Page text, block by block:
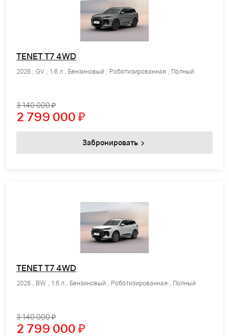
TENET T7 4WD
2026 , GV , 1.6 л , Бензиновый , Роботизированная , Полный
3 140 000 ₽
2 799 000 ₽
Забронировать
TENET T7 4WD
2026 , BW , 1.6 л , Бензиновый , Роботизированная , Полный
3 140 000 ₽
2 799 000 ₽